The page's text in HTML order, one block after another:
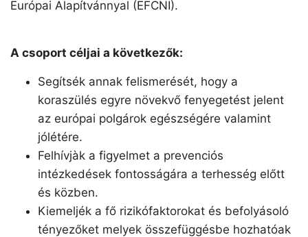
Európai Alapítvánnyal (EFCNI).
A csoport céljai a következők:
Segítsék annak felismerését, hogy a
koraszülés egyre növekvő fenyegetést jelent
az európai polgárok egészségére valamint
jólétére.
Felhívjàk a figyelmet a prevenciós
intézkedések fontosságára a terhesség előtt
és közben.
Kiemeljék a fő rizikófaktorokat és befolyásoló
tényezőket melyek összefüggésbe hozhatóak